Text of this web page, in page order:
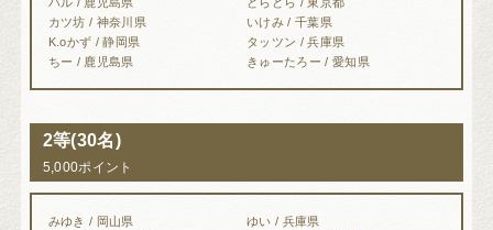
カツ坊 / 神奈川県
いけみ / 千葉県
K.oかず / 静岡県
タッツン / 兵庫県
ちー / 鹿児島県
きゅーたろー / 愛知県
2等(30名)
5,000ポイント
みゆき / 岡山県
ゆい / 兵庫県